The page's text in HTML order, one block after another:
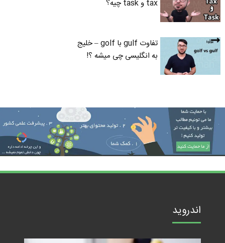
tax و task چیه؟
تفاوت gulf با golf – خلیج
به انگلیسی چی میشه ؟!
اندروید